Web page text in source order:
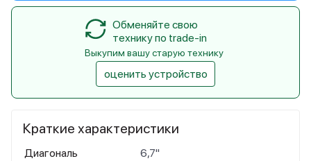
Краткие характеристики
Диагональ
6,7"
Обменяйте свою
технику по trade-in
Выкупим вашу старую технику
оценить устройство